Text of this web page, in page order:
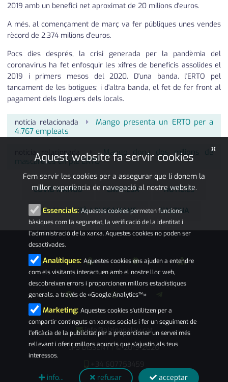
2019 amb un benefici net aproximat de 20 milions d'euros.
A més, al començament de març va fer públiques unes vendes
rècord de 2.374 milions d'euros.
Pocs dies després, la crisi generada per la pandèmia del
coronavirus ha fet enfosquir les xifres de beneficis assolides el
2019 i primers mesos del 2020. D'una banda, l'ERTO pel
tancament de les botigues; i d'altra banda, el fet de fer front al
pagament dels lloguers dels locals.
notícia relacionada
Mango presenta un ERTO per a
4.767 empleats
notícia relacionada
Mango dona dos milions de
mascaretes en ple ERTO
COVID MANGO EMPRESA NOTÍCIES
PALAU-SOLITÀ I PLEGAMANS L'ALZINA
info@alzinapalau.cat
JPS DISSENY|© 2019-2026
×
Aquest website fa servir cookies
Fem servir les cookies per a assegurar que li donem la
millor experiència de navegació al nostre website.
Essencials: Aquestes cookies permeten funcions
bàsiques com la seguretat, la verificació de la identitat i
l'administració de la xarxa. Aquestes cookies no poden ser
desactivades.
Analítiques: Aquestes cookies ens ajuden a entendre
com els visitants interactuen amb el nostre lloc web,
descobreixen errors i proporcionen millors estadístiques
generals, a través de «Google Analytics™»
Marketing: Aquestes cookies s'utilitzen per a
compartir continguts en xarxes socials i fer un seguiment de
l'eficàcia de la publicitat per a proporcionar un servei més
rellevant i oferir millors anuncis que s'ajustin als teus
interessos.
info... refusar acceptar